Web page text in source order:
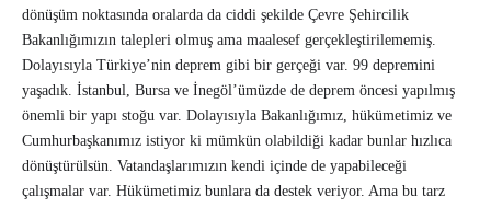
dönüşüm noktasında oralarda da ciddi şekilde Çevre Şehircilik
Bakanlığımızın talepleri olmuş ama maalesef gerçekleştirilememiş.
Dolayısıyla Türkiye’nin deprem gibi bir gerçeği var. 99 depremini
yaşadık. İstanbul, Bursa ve İnegöl’ümüzde de deprem öncesi yapılmış
önemli bir yapı stoğu var. Dolayısıyla Bakanlığımız, hükümetimiz ve
Cumhurbaşkanımız istiyor ki mümkün olabildiği kadar bunlar hızlıca
dönüştürülsün. Vatandaşlarımızın kendi içinde de yapabileceği
çalışmalar var. Hükümetimiz bunlara da destek veriyor. Ama bu tarz